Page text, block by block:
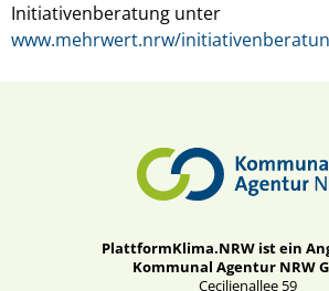
Initiativenberatung unter
www.mehrwert.nrw/
PlattformKlima.NRW ist ein
Kommunal Agentur NRW
Cecilienallee 59